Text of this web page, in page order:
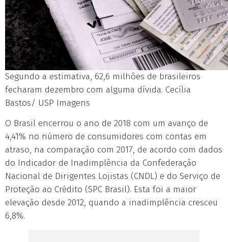
Segundo a estimativa, 62,6 milhões de brasileiros
fecharam dezembro com alguma dívida. Cecília
Bastos/ USP Imagens
O Brasil encerrou o ano de 2018 com um avanço de
4,41% no número de consumidores com contas em
atraso, na comparação com 2017, de acordo com dados
do Indicador de Inadimplência da Confederação
Nacional de Dirigentes Lojistas (CNDL) e do Serviço de
Proteção ao Crédito (SPC Brasil). Esta foi a maior
elevação desde 2012, quando a inadimplência cresceu
6,8%.